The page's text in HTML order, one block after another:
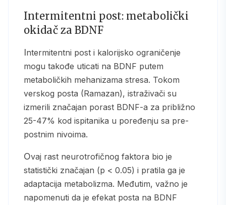
Intermitentni post: metabolički
okidač za BDNF
Intermitentni post i kalorijsko ograničenje
mogu takođe uticati na BDNF putem
metaboličkih mehanizama stresa. Tokom
verskog posta (Ramazan), istraživači su
izmerili značajan porast BDNF-a za približno
25-47% kod ispitanika u poređenju sa pre-
postnim nivoima.
Ovaj rast neurotrofičnog faktora bio je
statistički značajan (p < 0.05) i pratila ga je
adaptacija metabolizma. Međutim, važno je
napomenuti da je efekat posta na BDNF